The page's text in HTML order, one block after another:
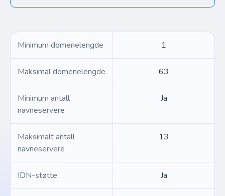
Minimum domenelengde 1
Maksimal domenelengde 63
Minimum antall
navneservere
Ja
Maksimalt antall
navneservere
13
IDN-støtte Ja